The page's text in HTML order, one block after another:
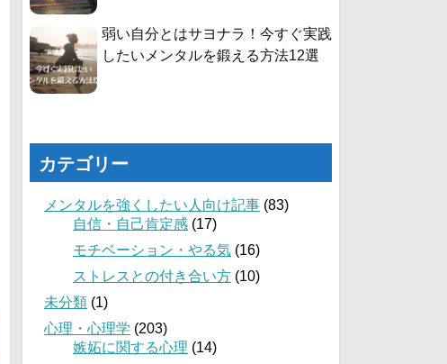
弱い自分とはサヨナラ！今すぐ実践
したいメンタルを鍛える方法12選
カテゴリー
メンタルを強くしたい人向け記事 (83)
自信・自己肯定感 (17)
モチベーション・やる気 (16)
ストレスとの付き合い方 (10)
未分類 (1)
心理・心理学 (203)
嫉妬に関する心理 (14)